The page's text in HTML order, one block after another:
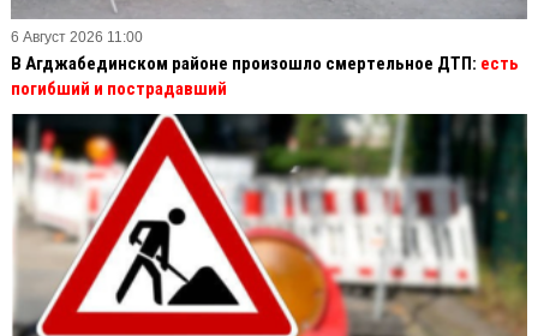
6 Август 2026 11:00
В Агджабединском районе произошло смертельное ДТП: есть
погибший и пострадавший